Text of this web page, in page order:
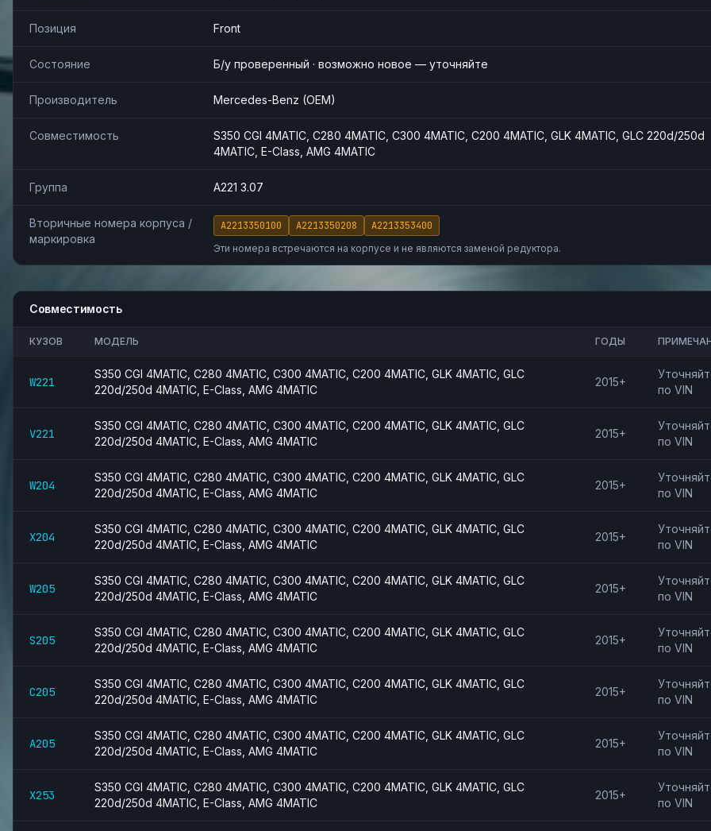
Позиция Front
Состояние Б/у проверенный · возможно новое — уточняйте
Производитель Mercedes-Benz (OEM)
Совместимость
S350 CGI 4MATIC, C280 4MATIC, C300 4MATIC, C200 4MATIC, GLK 4MATIC, GLC 220d/250d
4MATIC, E-Class, AMG 4MATIC
Группа A221 3.07
Вторичные номера корпуса /
маркировка
A2213350100 A2213350208 A2213353400
Эти номера встречаются на корпусе и не являются заменой редуктора.
Совместимость
КУЗОВ МОДЕЛЬ ГОДЫ
W221
S350 CGI 4MATIC, C280 4MATIC, C300 4MATIC, C200 4MATIC, GLK 4MATIC, GLC
220d/250d 4MATIC, E-Class, AMG 4MATIC
2015+
по VIN
V221
S350 CGI 4MATIC, C280 4MATIC, C300 4MATIC, C200 4MATIC, GLK 4MATIC, GLC
220d/250d 4MATIC, E-Class, AMG 4MATIC
2015+
по VIN
W204
S350 CGI 4MATIC, C280 4MATIC, C300 4MATIC, C200 4MATIC, GLK 4MATIC, GLC
220d/250d 4MATIC, E-Class, AMG 4MATIC
2015+
по VIN
X204
S350 CGI 4MATIC, C280 4MATIC, C300 4MATIC, C200 4MATIC, GLK 4MATIC, GLC
220d/250d 4MATIC, E-Class, AMG 4MATIC
2015+
по VIN
W205
S350 CGI 4MATIC, C280 4MATIC, C300 4MATIC, C200 4MATIC, GLK 4MATIC, GLC
220d/250d 4MATIC, E-Class, AMG 4MATIC
2015+
по VIN
S205
S350 CGI 4MATIC, C280 4MATIC, C300 4MATIC, C200 4MATIC, GLK 4MATIC, GLC
220d/250d 4MATIC, E-Class, AMG 4MATIC
2015+
по VIN
C205
S350 CGI 4MATIC, C280 4MATIC, C300 4MATIC, C200 4MATIC, GLK 4MATIC, GLC
220d/250d 4MATIC, E-Class, AMG 4MATIC
2015+
по VIN
A205
S350 CGI 4MATIC, C280 4MATIC, C300 4MATIC, C200 4MATIC, GLK 4MATIC, GLC
220d/250d 4MATIC, E-Class, AMG 4MATIC
2015+
по VIN
X253
S350 CGI 4MATIC, C280 4MATIC, C300 4MATIC, C200 4MATIC, GLK 4MATIC, GLC
220d/250d 4MATIC, E-Class, AMG 4MATIC
2015+
по VIN